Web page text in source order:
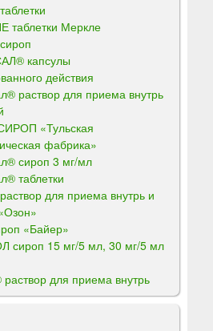
Меркле
капсулы
действия
раствор для приема внутрь
«Тульская
фабрика»
сироп 3 мг/мл
таблетки
для приема внутрь и
«Байер»
15 мг/5 мл, 30 мг/5 мл
для приема внутрь